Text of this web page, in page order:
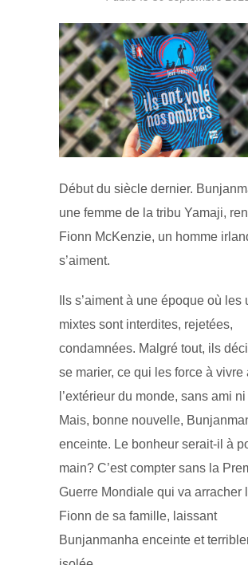
Début du siècle dernier.
une femme de la tribu Yamaji,
Fionn McKenzie, un homme
s’aiment.
Ils s’aiment à une époque où les
mixtes sont interdites, rejetées,
condamnées. Malgré tout, ils
se marier, ce qui les force à vivre
l’extérieur du monde, sans ami
Mais, bonne nouvelle,
enceinte. Le bonheur serait-il à
main? C’est compter sans la
Guerre Mondiale qui va arracher
Fionn de sa famille, laissant
Bunjanmanha enceinte et